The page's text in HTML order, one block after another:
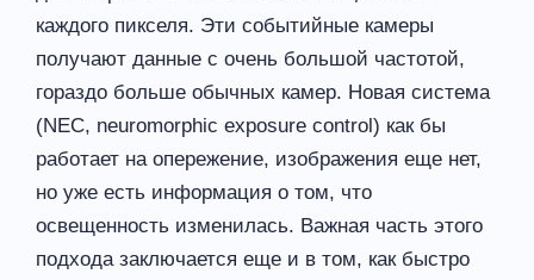
каждого пикселя. Эти событийные камеры
получают данные с очень большой частотой,
гораздо больше обычных камер. Новая система
(NEC, neuromorphic exposure control) как бы
работает на опережение, изображения еще нет,
но уже есть информация о том, что
освещенность изменилась. Важная часть этого
подхода заключается еще и в том, как быстро